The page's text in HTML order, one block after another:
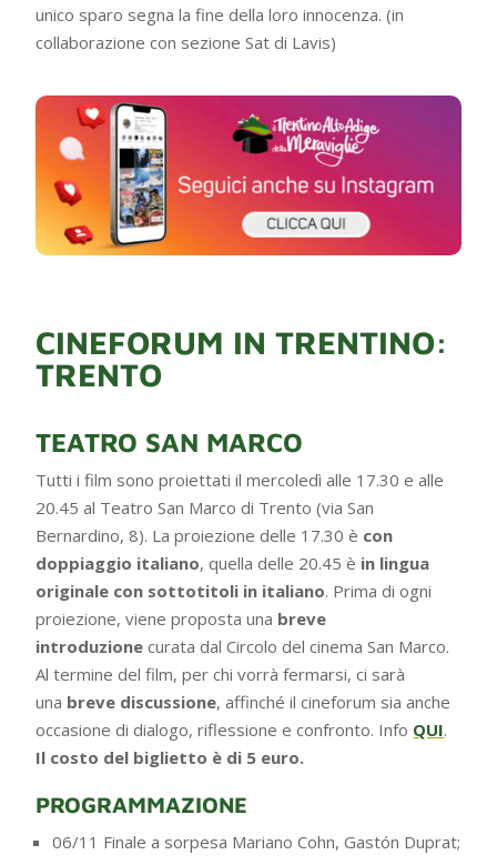
unico sparo segna la fine della loro innocenza. (in
collaborazione con sezione Sat di Lavis)
CINEFORUM IN TRENTINO:
TRENTO
TEATRO SAN MARCO
Tutti i film sono proiettati il mercoledì alle 17.30 e alle
20.45 al Teatro San Marco di Trento (via San
Bernardino, 8). La proiezione delle 17.30 è con
doppiaggio italiano, quella delle 20.45 è in lingua
originale con sottotitoli in italiano. Prima di ogni
proiezione, viene proposta una breve
introduzione curata dal Circolo del cinema San Marco.
Al termine del film, per chi vorrà fermarsi, ci sarà
una breve discussione, affinché il cineforum sia anche
occasione di dialogo, riflessione e confronto. Info QUI.
Il costo del biglietto è di 5 euro.
PROGRAMMAZIONE
06/11 Finale a sorpesa Mariano Cohn, Gastón Duprat;